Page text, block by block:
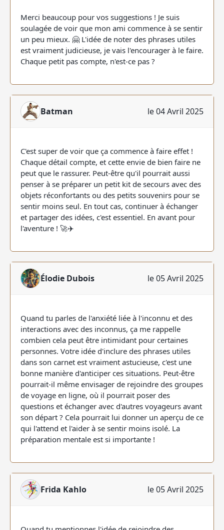
Merci beaucoup pour vos suggestions ! Je suis
soulagée de voir que mon ami commence à se sentir
un peu mieux. 🤗 L'idée de noter des phrases utiles
est vraiment judicieuse, je vais l'encourager à le faire.
Chaque petit pas compte, n'est-ce pas ?
Batman le 04 Avril 2025
C'est super de voir que ça commence à faire effet !
Chaque détail compte, et cette envie de bien faire ne
peut que le rassurer. Peut-être qu'il pourrait aussi
penser à se préparer un petit kit de secours avec des
objets réconfortants ou des petits souvenirs pour se
sentir moins seul. En tout cas, continuer à échanger
et partager des idées, c'est essentiel. En avant pour
l'aventure ! 🚀✈️
Élodie Dubois le 05 Avril 2025
Quand tu parles de l'anxiété liée à l'inconnu et des
interactions avec des inconnus, ça me rappelle
combien cela peut être intimidant pour certaines
personnes. Votre idée d'inclure des phrases utiles
dans son carnet est vraiment astucieuse, c'est une
bonne manière d'anticiper ces situations. Peut-être
pourrait-il même envisager de rejoindre des groupes
de voyage en ligne, où il pourrait poser des
questions et échanger avec d'autres voyageurs avant
son départ ? Cela pourrait lui donner un aperçu de ce
qui l'attend et l'aider à se sentir moins isolé. La
préparation mentale est si importante !
Frida Kahlo le 05 Avril 2025